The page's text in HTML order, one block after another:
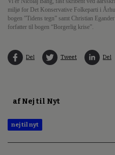
miljø for Det Konservative Folkeparti i
bogen ”Tidens tegn” samt Christian
forfatter til bogen “Borgerlig krise”.
Del Tweet Del
af Nej til Nyt
nej til nyt